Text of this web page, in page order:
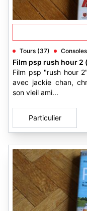
Tours (37)
Film psp rush hour 2
Film psp "rush hour
avec jackie chan,
son vieil ami...
Particulier